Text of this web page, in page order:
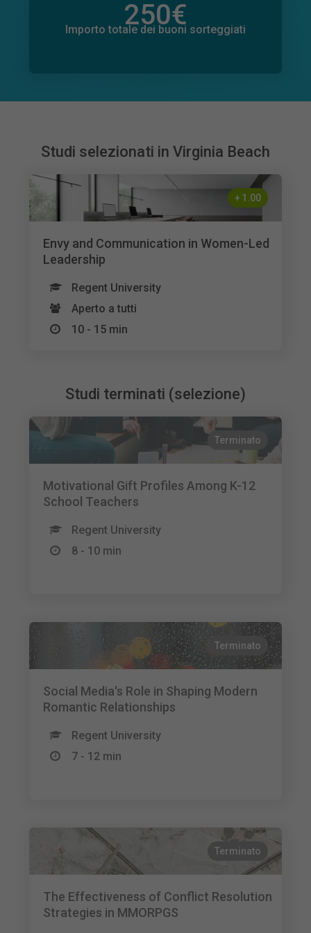
250€
Importo totale dei buoni sorteggiati
1€
Importo totale delle donazioni promesse
Studi selezionati in Virginia Beach
+ 1.00
Envy and Communication in Women-Led
Leadership
Regent University
Aperto a tutti
10 - 15 min
Studi terminati (selezione)
Terminato
Motivational Gift Profiles Among K-12
School Teachers
Regent University
8 - 10 min
Terminato
Social Media's Role in Shaping Modern
Romantic Relationships
Regent University
7 - 12 min
Terminato
The Effectiveness of Conflict Resolution
Strategies in MMORPGS